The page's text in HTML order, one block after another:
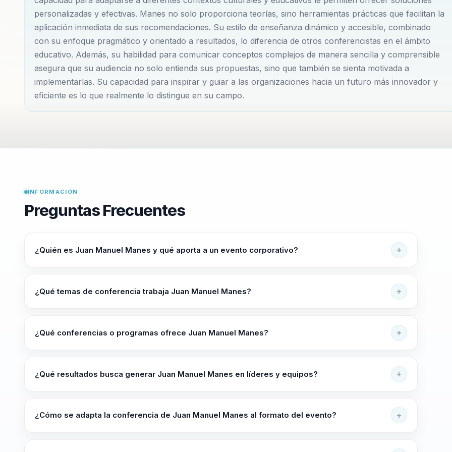
digitales en el sector educativo. Estos textos no solo ofrecen teorías, sino herramientas prácticas que convierten
la educación y el marketing en poderosas alianzas estratégicas para mejorar la visibilidad, eficiencia y
competitividad de cualquier institución educativa. Su contribución al sector educativo se centra en temas críticos
como el marketing digital educativo, la gestión de calidad educativa, la innovación en educación, la fidelización y
retención de estudiantes, y el liderazgo y gestión educativa. Cada una de sus conferencias está diseñada para
ofrecer soluciones prácticas y basadas en experiencias reales, lo que facilita que el público pueda aplicar sus
recomendaciones y enfoques de manera inmediata. Juan Manuel Manes es una figura indispensable para
entender el marketing y la gestión educativa moderna, y su impacto se refleja en la transformación de
personalizadas y efectivas. Manes no solo proporciona teorías, sino herramientas prácticas que facilitan la
aplicación inmediata de sus recomendaciones. Su estilo de enseñanza dinámico y accesible, combinado
con su enfoque pragmático y orientado a resultados, lo diferencia de otros conferencistas en el ámbito
educativo. Además, su habilidad para comunicar conceptos complejos de manera sencilla y comprensible
asegura que su audiencia no solo entienda sus propuestas, sino que también se sienta motivada a
implementarlas. Su capacidad para inspirar y guiar a las organizaciones hacia un futuro más innovador y
eficiente es lo que realmente lo distingue en su campo.
INFORMACIÓN
Preguntas Frecuentes
¿Quién es Juan Manuel Manes y qué aporta a un evento corporativo?
contextos altamente competitivos.
¿Qué temas de conferencia trabaja Juan Manuel Manes?
¿Qué conferencias o programas ofrece Juan Manuel Manes?
Educativo: Estrategias Innovadoras" y "Transformación de la Comunicación Financiera". Este programa se
centra en el desarrollo de líderes capaces de navegar en contextos económicos complejos.
¿Qué resultados busca generar Juan Manuel Manes en líderes y equipos?
equipos y una conversación útil que se pueda sostener después del evento. La sesión está pensada para
¿Cómo se adapta la conferencia de Juan Manuel Manes al formato del evento?